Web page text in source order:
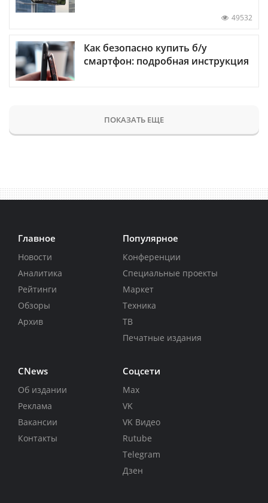
49532
Как безопасно купить б/у
смартфон: подробная инструкция
ПОКАЗАТЬ ЕЩЕ
Главное
Новости
Аналитика
Рейтинги
Обзоры
Архив
Популярное
Конференции
Специальные проекты
Маркет
Техника
ТВ
Печатные издания
CNews
Об издании
Реклама
Вакансии
Контакты
Соцсети
Max
VK
VK Видео
Rutube
Telegram
Дзен